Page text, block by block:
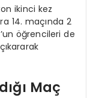
ikinci kez
14. maçında 2
öğrencileri de
Maç